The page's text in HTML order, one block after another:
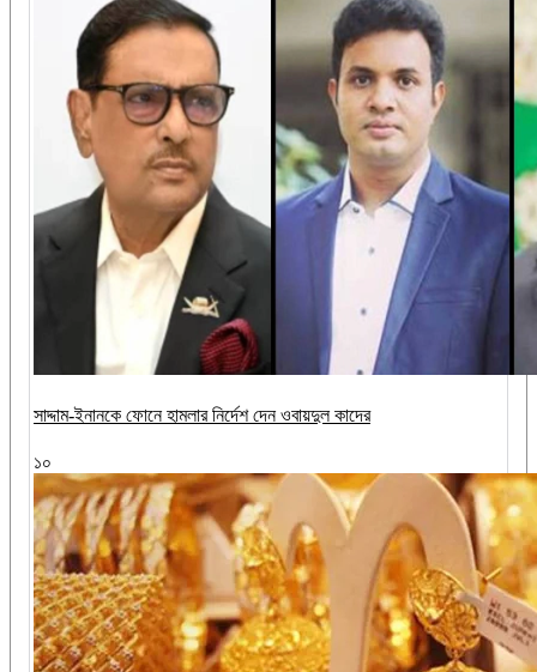
সাদ্দাম-ইনানকে ফোনে হামলার নির্দেশ দেন ওবায়দুল কাদের
১০